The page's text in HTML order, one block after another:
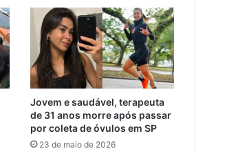
Jovem e saudável, terapeuta
de 31 anos morre após passar
por coleta de óvulos em SP
23 de maio de 2026